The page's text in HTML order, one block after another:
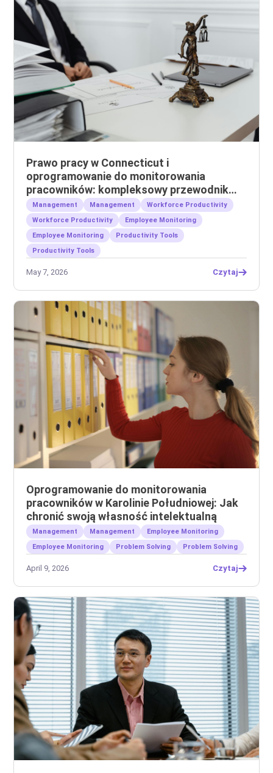
Prawo pracy w Connecticut i
oprogramowanie do monitorowania
pracowników: kompleksowy przewodnik
dla pracodawców
Management Management
Workforce Productivity
Workforce Productivity
Employee Monitoring
Employee Monitoring
Productivity Tools
Productivity Tools
May 7, 2026 Czytaj
Oprogramowanie do monitorowania
pracowników w Karolinie Południowej: Jak
chronić swoją własność intelektualną
Management Management
Employee Monitoring
Employee Monitoring
Problem Solving Problem Solving
April 9, 2026 Czytaj